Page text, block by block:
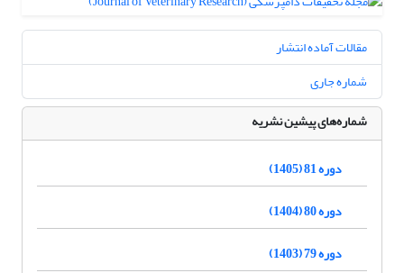
مقالات آماده انتشار
شماره جاری
شماره‌های پیشین نشریه
دوره 81 (1405)
دوره 80 (1404)
دوره 79 (1403)